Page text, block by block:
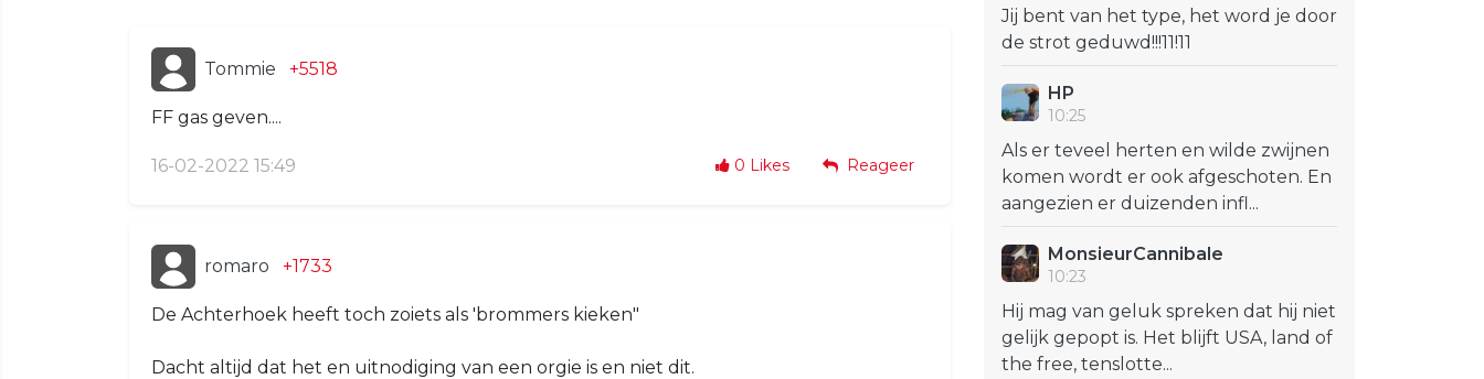
Tommie +5518
FF gas geven....
16-02-2022 15:49 0 Likes Reageer
romaro +1733
De Achterhoek heeft toch zoiets als 'brommers kieken"
Dacht altijd dat het en uitnodiging van een orgie is en niet dit.
Jij bent van het type, het word je door
de strot geduwd!!!11!11
HP
10:25
Als er teveel herten en wilde zwijnen
komen wordt er ook afgeschoten. En
aangezien er duizenden infl...
MonsieurCannibale
10:23
Hij mag van geluk spreken dat hij niet
gelijk gepopt is. Het blijft USA, land of
the free, tenslotte...